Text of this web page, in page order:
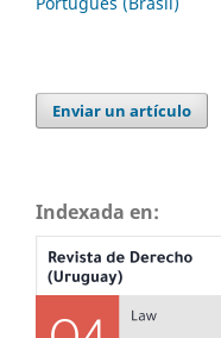
Enviar un artículo
Indexada en: